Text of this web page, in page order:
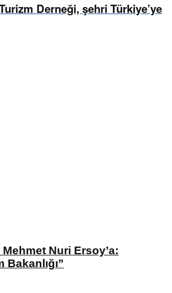
Derneği, şehri Türkiye’ye
Mehmet Nuri Ersoy’a: